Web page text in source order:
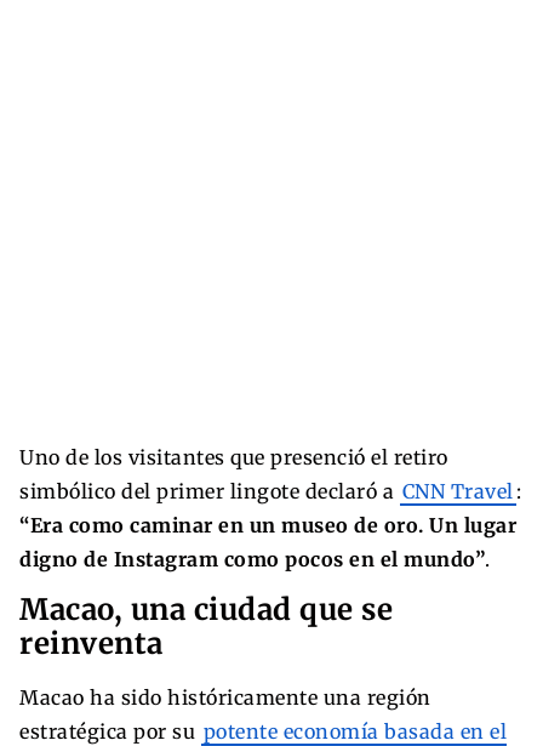
Uno de los visitantes que presenció el retiro
simbólico del primer lingote declaró a CNN Travel :
“Era como caminar en un museo de oro. Un lugar
digno de Instagram como pocos en el mundo”.
Macao, una ciudad que se
reinventa
Macao ha sido históricamente una región
estratégica por su potente economía basada en el